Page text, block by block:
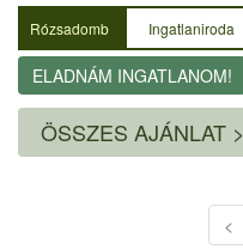
Rózsadomb Ingatlaniroda
ELADNÁM INGATLANOM!
ÖSSZES AJÁNLAT >
<